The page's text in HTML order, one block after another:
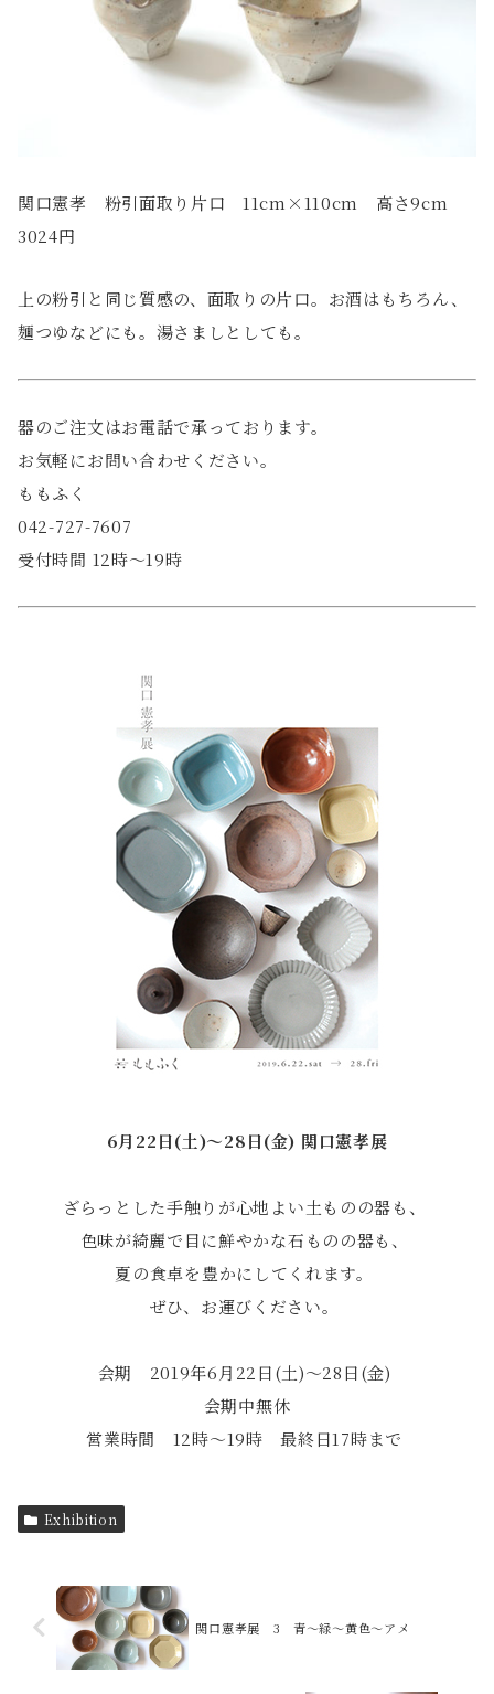
関口憲孝 粉引面取り片口 11cm×110cm 高さ9cm
3024円
上の粉引と同じ質感の、面取りの片口。お酒はもちろん、
麺つゆなどにも。湯さましとしても。
器のご注文はお電話で承っております。
お気軽にお問い合わせください。
ももふく
042-727-7607
受付時間 12時〜19時
6月22日(土)〜28日(金) 関口憲孝展
ざらっとした手触りが心地よい土ものの器も、
色味が綺麗で目に鮮やかな石ものの器も、
夏の食卓を豊かにしてくれます。
ぜひ、お運びください。
会期 2019年6月22日(土)〜28日(金)
会期中無休
営業時間 12時～19時 最終日17時まで
Exhibition
関口憲孝展 3 青〜緑〜黄色〜アメ